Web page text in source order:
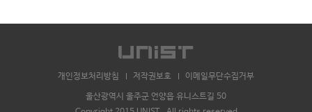
개인정보처리방침 저작권보호 이메일무단수집거부
울산광역시 울주군 언양읍 유니스트길 50